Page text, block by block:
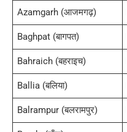
Azamgarh (आजमगढ़)
Baghpat (बागपत)
Bahraich (बहराइच)
Ballia (बलिया)
Balrampur (बलरामपुर)